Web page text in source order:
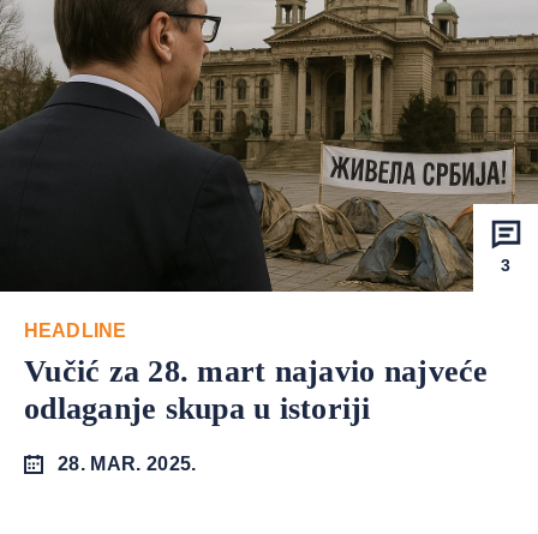
3
HEADLINE
Vučić za 28. mart najavio najveće
odlaganje skupa u istoriji
28. MAR. 2025.